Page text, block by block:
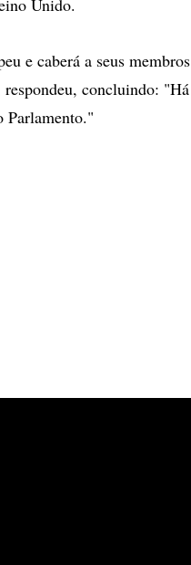
Unido.
e caberá a seus membros
concluindo: "Há
Parlamento."